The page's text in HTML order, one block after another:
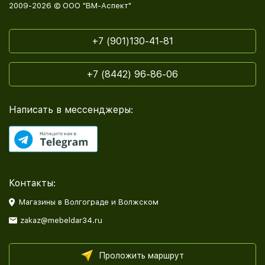
2009-2026 © ООО "ВМ-Аспект"
+7 (901)130-41-81
+7 (8442) 96-86-06
Написать в мессенджеры:
Контакты:
Магазины в Волгограде и Волжском
zakaz@mebeldar34.ru
Проложить маршрут